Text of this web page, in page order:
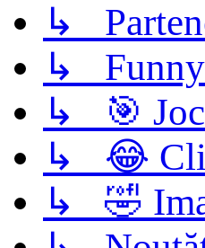
↳
↳ Funny
↳ 🎯
↳ 😂
↳ 🤣